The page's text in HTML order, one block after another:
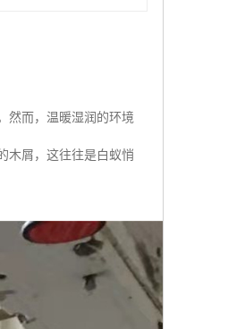
然而，温暖湿润的环境
木屑，这往往是白蚁悄